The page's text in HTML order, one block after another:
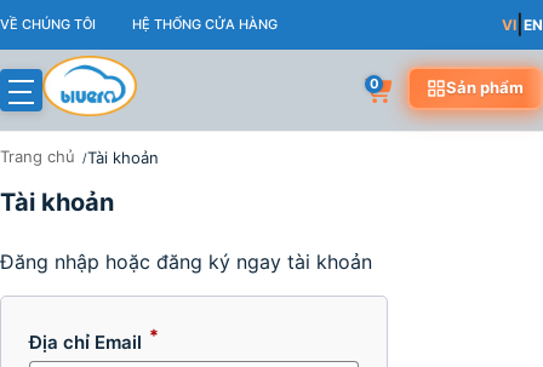
Skip
to
content
VỀ CHÚNG TÔI HỆ THỐNG CỬA HÀNG VI EN
0 Sản phẩm
Tài khoản
Trang chủ Tài khoản
TÀI KHOẢN
Đăng nhập hoặc đăng ký ngay tài khoản
Địa chỉ Email *